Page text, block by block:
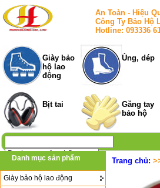
An Toàn - Hiệu
Công Ty Bảo Hộ
Hotline: 093336
Giày bảo
hộ lao
động
Ủng, dép
Bịt tai
Găng tay
bảo hộ
Danh mục sản phẩm
Giày bảo hộ lao động
Trang chủ: